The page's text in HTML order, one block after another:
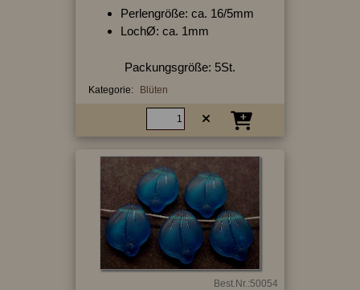
Perlengröße: ca. 16/5mm
LochØ: ca. 1mm
Packungsgröße: 5St.
Kategorie: Blüten
Best.Nr.:50054